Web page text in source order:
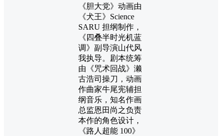
《胆大党》动画由
《犬王》Science
SARU 担纲制作，
《四叠半时光机蓝
调》副导演山代风
我执导。剧本统筹
由《咒术回战》濑
古浩司操刀，动画
作曲家牛尾宪辅担
纲音乐，知名作画
总监恩田尚之负责
本作的角色设计，
《路人超能 100》